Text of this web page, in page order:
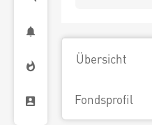
Übersicht
Fondsprofil